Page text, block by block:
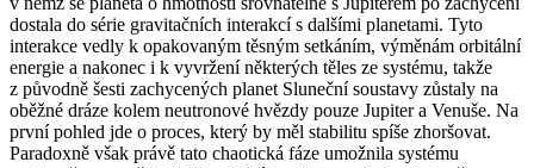
dostala do série gravitačních interakcí s dalšími planetami. Tyto
interakce vedly k opakovaným těsným setkáním, výměnám orbitální
energie a nakonec i k vyvržení některých těles ze systému, takže
z původně šesti zachycených planet Sluneční soustavy zůstaly na
oběžné dráze kolem neutronové hvězdy pouze Jupiter a Venuše. Na
první pohled jde o proces, který by měl stabilitu spíše zhoršovat.
Paradoxně však právě tato chaotická fáze umožnila systému